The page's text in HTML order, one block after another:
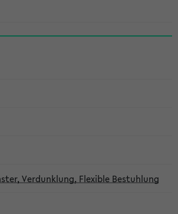
Verdunklung, Flexible Bestuhlung